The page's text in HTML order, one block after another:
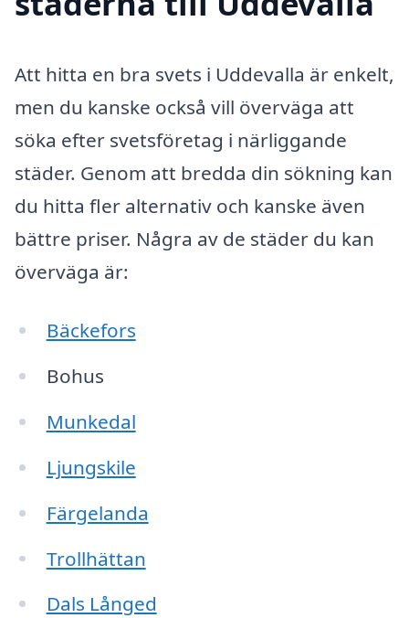
Att hitta en bra svets i Uddevalla är enkelt,
men du kanske också vill överväga att
söka efter svetsföretag i närliggande
städer. Genom att bredda din sökning kan
du hitta fler alternativ och kanske även
bättre priser. Några av de städer du kan
överväga är:
Bäckefors
Bohus
Munkedal
Ljungskile
Färgelanda
Trollhättan
Dals Långed